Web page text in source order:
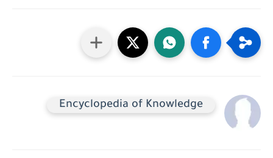
Encyclopedia of Knowledge